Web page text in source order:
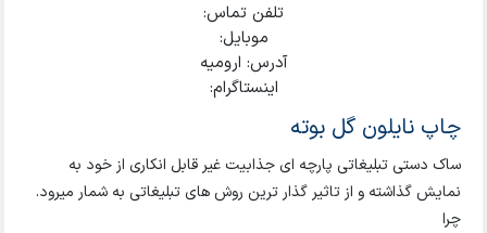
تلفن تماس:
موبایل:
آدرس: ارومیه
اینستاگرام:
چاپ نایلون گل بوته
ساک دستی تبلیغاتی پارچه ای جذابیت غیر قابل انکاری از خود به
نمایش گذاشته و از تاثیر گذار ترین روش های تبلیغاتی به شمار میرود.
چرا